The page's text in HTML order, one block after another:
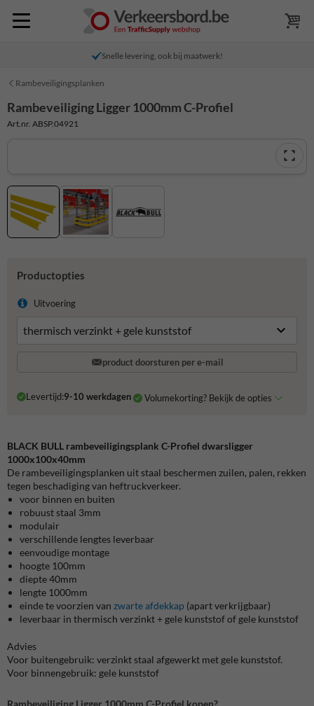
Snelle levering, ook bij maatwerk!
Rambeveiligingsplanken
Rambeveiliging Ligger 1000mm C-Profiel
Art.nr. ABSP.04921
Productopties
Uitvoering
product doorsturen per e-mail
Levertijd:9-10 werkdagen Volumekorting? Bekijk de opties
BLACK BULL rambeveiligingsplank C-Profiel dwarsligger
1000x100x40mm
De rambeveiligingsplanken uit staal beschermen zuilen, palen, rekken
tegen beschadiging van heftruckverkeer.
voor binnen en buiten
robuust staal 3mm
modulair
verschillende lengtes leverbaar
eenvoudige montage
hoogte 100mm
diepte 40mm
lengte 1000mm
einde te voorzien van zwarte afdekkap (apart verkrijgbaar)
leverbaar in thermisch verzinkt + gele kunststof of gele kunststof
Advies
Voor buitengebruik: verzinkt staal afgewerkt met gele kunststof.
Voor binnengebruik: gele kunststof
Rambeveiliging Ligger 1000mm C-Profiel kopen?